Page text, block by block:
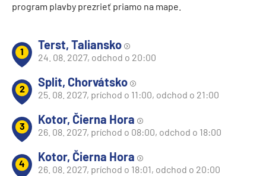
program plavby prezrieť priamo na mape.
1 Terst, Taliansko
24. 08. 2027, odchod o 20:00
2 Split, Chorvátsko
25. 08. 2027, príchod o 11:00, odchod o 21:00
3 Kotor, Čierna Hora
26. 08. 2027, príchod o 08:00, odchod o 18:00
4 Kotor, Čierna Hora
26. 08. 2027, príchod o 18:01, odchod o 20:00